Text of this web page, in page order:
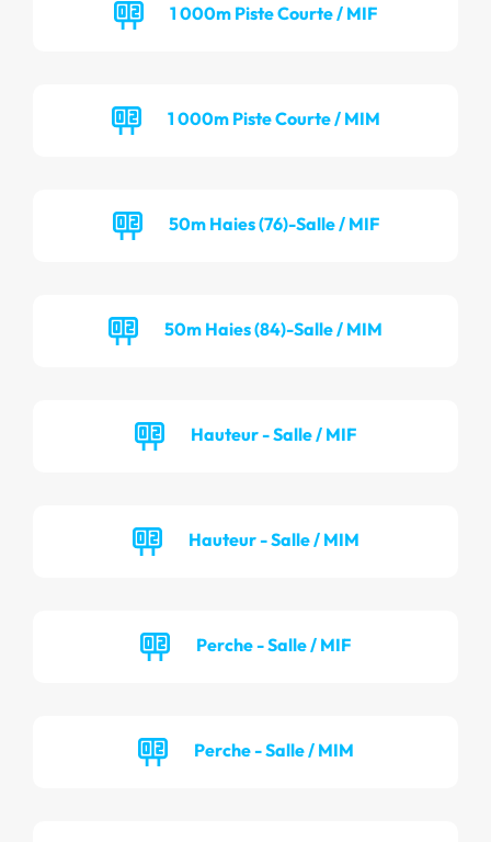
1 000m Piste Courte / MIF
1 000m Piste Courte / MIM
50m Haies (76)-Salle / MIF
50m Haies (84)-Salle / MIM
Hauteur - Salle / MIF
Hauteur - Salle / MIM
Perche - Salle / MIF
Perche - Salle / MIM